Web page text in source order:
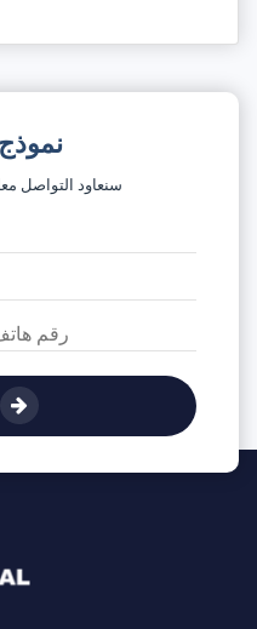
سنعاود التواصل